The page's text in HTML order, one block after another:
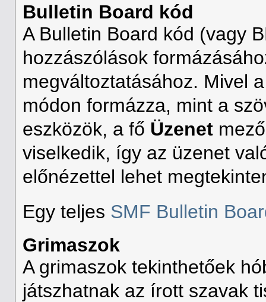
Bulletin Board kód
A Bulletin Board kód (vagy
hozzászólások
megváltoztatásához. Mivel
módon formázza, mint a
eszközök, a fő Üzenet
viselkedik, így az üzenet
előnézettel lehet
Egy teljes SMF Bulletin
Grimaszok
A grimaszok tekinthetőek
játszhatnak az írott szavak